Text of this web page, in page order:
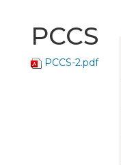
PCCS
PCCS-2.pdf